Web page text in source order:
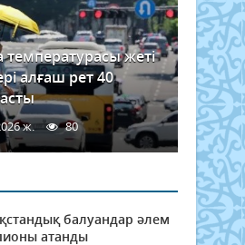
температурасы жеті
алғаш рет 40
ж. 80
балуандар әлем
атанды